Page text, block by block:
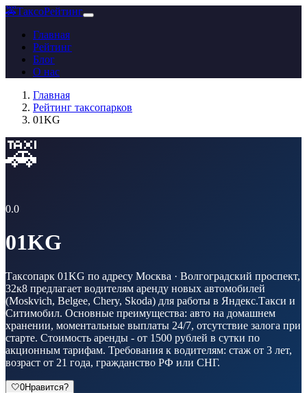
🚕ТаксоРейтинг
Главная
Рейтинг
Блог
О нас
Главная
Рейтинг таксопарков
01KG
🚕
0.0
01KG
Таксопарк 01KG по адресу Москва · Волгоградский проспект,
32к8 предлагает водителям аренду новых автомобилей
(Moskvich, Belgee, Chery, Skoda) для работы в Яндекс.Такси и
Ситимобил. Основные преимущества: авто на домашнем
хранении, моментальные выплаты 24/7, отсутствие залога при
старте. Стоимость аренды - от 1500 рублей в сутки по
акционным тарифам. Требования к водителям: стаж от 3 лет,
возраст от 21 года, гражданство РФ или СНГ.
🤍0Нравится?